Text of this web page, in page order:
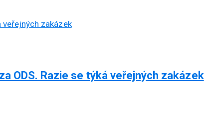
ODS. Razie se týká veřejných zakázek